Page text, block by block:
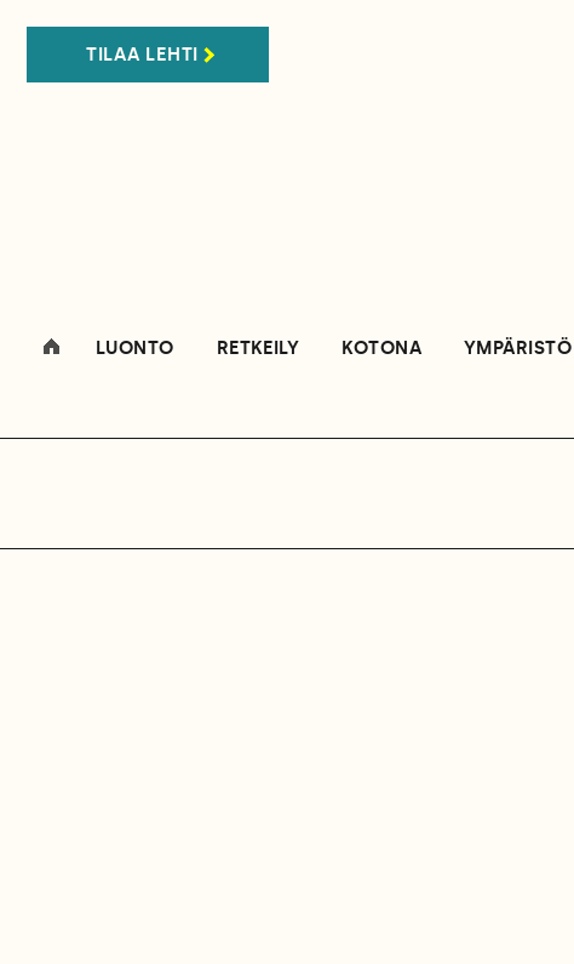
TILAA LEHTI
LUONTO RETKEILY KOTONA YMPÄRISTÖ